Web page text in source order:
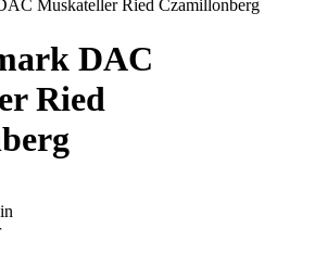
Muskateller Ried Czamillonberg
DAC
Ried